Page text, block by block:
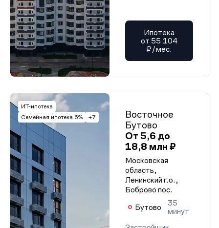
Ипотека
от 55 104
₽/мес.
ИТ-ипотека
Семейная ипотека 6%
+7
Восточное
Бутово
От 5,6 до
18,8 млн ₽
Московская
область,
Ленинский г.о.,
Боброво пос.
Бутово
35
минут